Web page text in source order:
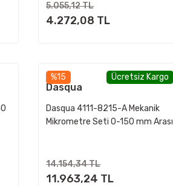
5.055,12 TL
4.272,08 TL
%15 Ücretsiz Kargo
Dasqua
Dasqua 4111-8215-A Mekanik
Mikrometre Seti 0-150 mm Arası
14.154,34 TL
11.963,24 TL